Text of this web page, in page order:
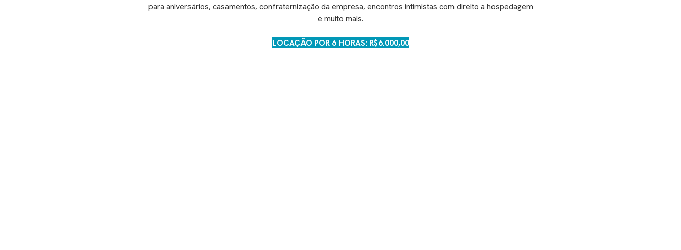
para aniversários, casamentos, confraternização da empresa, encontros intimistas com direito a hospedagem
e muito mais.
LOCAÇÃO POR 6 HORAS: R$6.000,00